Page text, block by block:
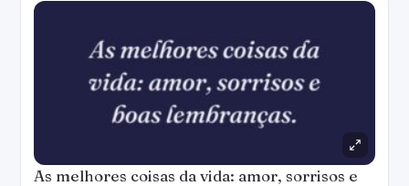
As melhores coisas da vida: amor, sorrisos e